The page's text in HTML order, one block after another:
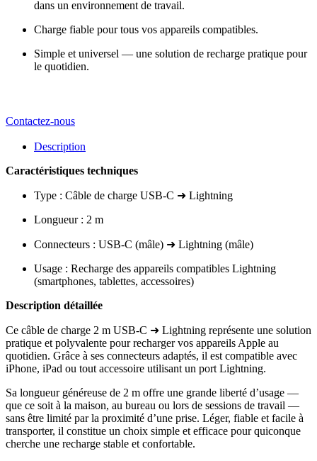
dans un environnement de travail.
Charge fiable pour tous vos appareils compatibles.
Simple et universel — une solution de recharge pratique pour
le quotidien.
Contactez-nous
Description
Caractéristiques techniques
Type : Câble de charge USB-C ➜ Lightning
Longueur : 2 m
Connecteurs : USB-C (mâle) ➜ Lightning (mâle)
Usage : Recharge des appareils compatibles Lightning
(smartphones, tablettes, accessoires)
Description détaillée
Ce câble de charge 2 m USB-C ➜ Lightning représente une solution
pratique et polyvalente pour recharger vos appareils Apple au
quotidien. Grâce à ses connecteurs adaptés, il est compatible avec
iPhone, iPad ou tout accessoire utilisant un port Lightning.
Sa longueur généreuse de 2 m offre une grande liberté d’usage —
que ce soit à la maison, au bureau ou lors de sessions de travail —
sans être limité par la proximité d’une prise. Léger, fiable et facile à
transporter, il constitue un choix simple et efficace pour quiconque
cherche une recharge stable et confortable.